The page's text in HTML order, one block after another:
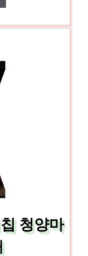
청양마